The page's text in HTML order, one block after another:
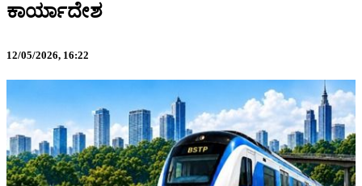
ಕಾರ್ಯಾದೇಶ
12/05/2026, 16:22